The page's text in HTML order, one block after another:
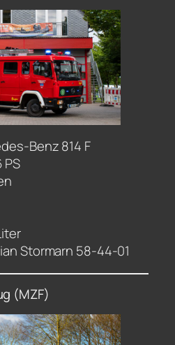
Benz 814 F
PS
Stormarn 58-44-01
(MZF)